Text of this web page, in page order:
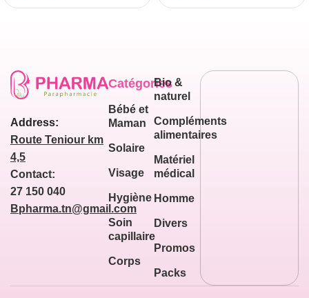
Address:
Route Teniour km
4,5
Contact:
27 150 040
Bpharma.tn@gmail.com
Catégories
Bébé et
Maman
Solaire
Visage
Hygiène
Soin
capillaire
Corps
Bio &
naturel
Compléments
alimentaires
Matériel
médical
Homme
Divers
Promos
Packs